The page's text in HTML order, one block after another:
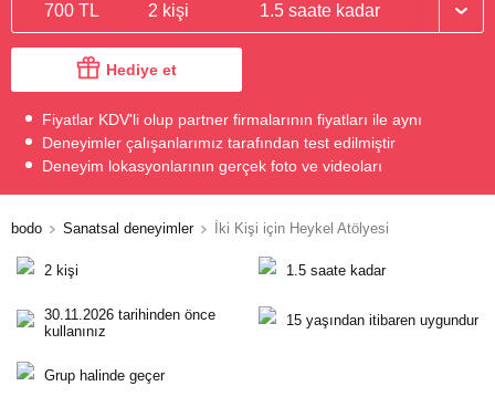
700 TL 2 kişi 1.5 saate kadar
Hediye et
Fiyatlar KDV'li olup partner firmalarının fiyatları ile aynı
Deneyimler çalışanlarımız tarafından test edilmiştir
Deneyim lokasyonlarının gerçek foto ve videoları
bodo Sanatsal deneyimler İki Kişi için Heykel Atölyesi
2 kişi 1.5 saate kadar
30.11.2026 tarihinden önce
kullanınız
15 yaşından itibaren uygundur
Grup halinde geçer